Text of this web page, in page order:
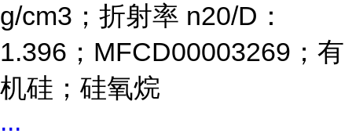
g/cm3；折射率 n20/D：
1.396；MFCD00003269；有
机硅；硅氧烷
...